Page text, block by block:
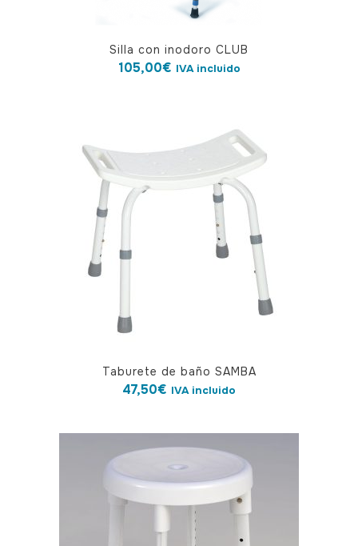
Silla con inodoro CLUB
105,00€ IVA incluido
Taburete de baño SAMBA
47,50€ IVA incluido